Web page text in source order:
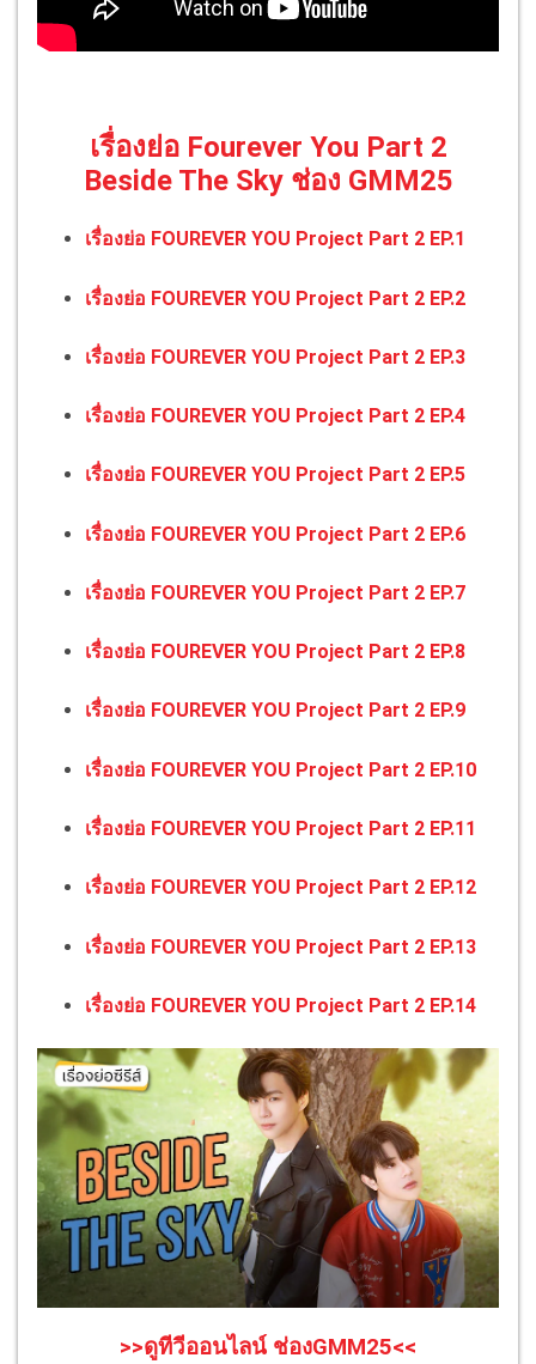
เรื่องย่อ Fourever You Part 2
Beside The Sky ช่อง GMM25
เรื่องย่อ FOUREVER YOU Project Part 2 EP.1
เรื่องย่อ FOUREVER YOU Project Part 2 EP.2
เรื่องย่อ FOUREVER YOU Project Part 2 EP.3
เรื่องย่อ FOUREVER YOU Project Part 2 EP.4
เรื่องย่อ FOUREVER YOU Project Part 2 EP.5
เรื่องย่อ FOUREVER YOU Project Part 2 EP.6
เรื่องย่อ FOUREVER YOU Project Part 2 EP.7
เรื่องย่อ FOUREVER YOU Project Part 2 EP.8
เรื่องย่อ FOUREVER YOU Project Part 2 EP.9
เรื่องย่อ FOUREVER YOU Project Part 2 EP.10
เรื่องย่อ FOUREVER YOU Project Part 2 EP.11
เรื่องย่อ FOUREVER YOU Project Part 2 EP.12
เรื่องย่อ FOUREVER YOU Project Part 2 EP.13
เรื่องย่อ FOUREVER YOU Project Part 2 EP.14
>>ดูทีวีออนไลน์ ช่องGMM25<<